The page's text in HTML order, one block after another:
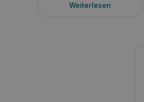
Weiterlesen